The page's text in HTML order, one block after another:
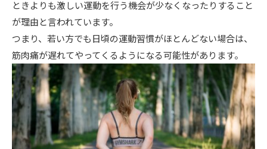
ときよりも激しい運動を行う機会が少なくなったりすること
が理由と言われています。
つまり、若い方でも日頃の運動習慣がほとんどない場合は、
筋肉痛が遅れてやってくるようになる可能性があります。